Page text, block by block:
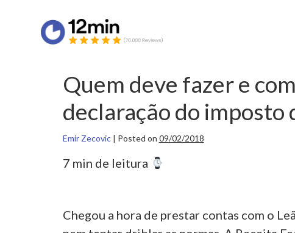
Quem deve fazer e
declaração do imposto
Emir Zecovic| Posted on 09/02/2018
7 min de leitura
Chegou a hora de prestar contas com o